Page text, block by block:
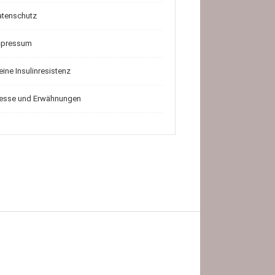
Insulinresistenz
und Erwähnungen